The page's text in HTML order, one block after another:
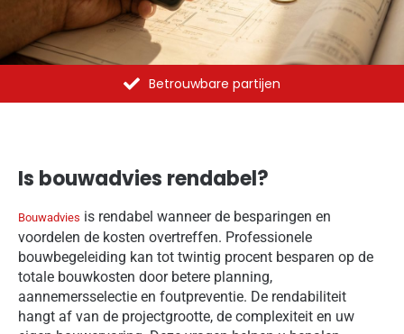
Al meer dan 1375 opdrachten uitgevoerd
Is bouwadvies rendabel?
Bouwadvies is rendabel wanneer de besparingen en
voordelen de kosten overtreffen. Professionele
bouwbegeleiding kan tot twintig procent besparen op de
totale bouwkosten door betere planning,
aannemersselectie en foutpreventie. De rendabiliteit
hangt af van de projectgrootte, de complexiteit en uw